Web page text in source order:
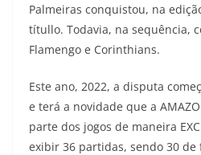
Palmeiras conquistou, na
títullo. Todavia, na sequência,
Flamengo e Corinthians.
Este ano, 2022, a disputa
e terá a novidade que a
parte dos jogos de maneira
exibir 36 partidas, sendo 30 de